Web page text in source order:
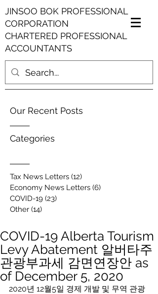
JINSOO BOK PROFESSIONAL
CORPORATION
CHARTERED PROFESSIONAL
ACCOUNTANTS
Our Recent Posts
Categories
Tax News Letters (12)
Economy News Letters (6)
COVID-19 (23)
Other (14)
COVID-19 Alberta Tourism
Levy Abatement 알버타주
관광부과세 감면연장안 as
of December 5, 2020
2020년 12월5일 경제 개발 및 무역 관광